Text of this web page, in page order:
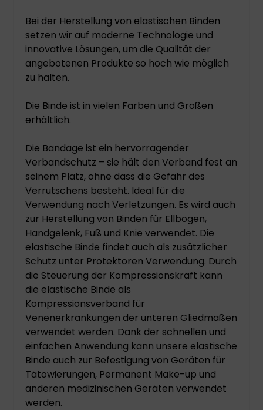
Bei der Herstellung von elastischen Binden
setzen wir auf moderne Technologie und
innovative Lösungen, um die Qualität der
angebotenen Produkte so hoch wie möglich
zu halten.
Die Binde ist in vielen Farben und Größen
erhältlich.
Die Bandage ist ein hervorragender
Verbandschutz – sie hält den Verband fest an
seinem Platz, ohne dass die Gefahr des
Verrutschens besteht. Ideal für die
Verwendung nach Verletzungen. Es wird auch
zur Herstellung von Binden für Ellbogen,
Handgelenk, Fuß und Knie verwendet. Die
elastische Binde findet auch als zusätzlicher
Schutz unter Protektoren Verwendung. Durch
die Steuerung der Kompressionskraft kann
die elastische Binde als
Kompressionsverband für
Venenerkrankungen der unteren Gliedmaßen
verwendet werden. Dank der schnellen und
einfachen Anwendung kann unsere elastische
Binde auch zur Befestigung von Geräten für
Tätowierungen, Permanent Make-up und
anderen medizinischen Geräten verwendet
werden.